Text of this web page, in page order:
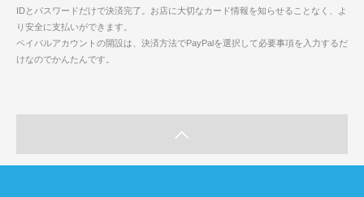
IDとパスワードだけで決済完了。お店に大切なカード情報を知らせることなく、よ
り安全に支払いができます。
ペイパルアカウントの開設は、決済方法でPayPalを選択して必要事項を入力するだ
けなのでかんたんです。